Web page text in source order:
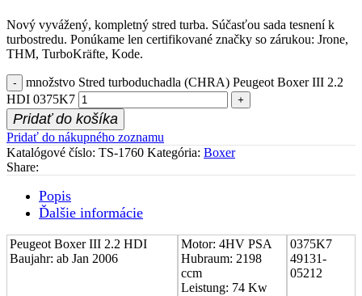
Nový vyvážený, kompletný stred turba. Súčasťou sada tesnení k
turbostredu. Ponúkame len certifikované značky so zárukou: Jrone,
THM, TurboKräfte, Kode.
množstvo Stred turboduchadla (CHRA) Peugeot Boxer III 2.2
HDI 0375K7
Pridať do košíka
Pridať do nákupného zoznamu
Katalógové číslo: TS-1760 Kategória: Boxer
Share:
Popis
Ďalšie informácie
Peugeot Boxer III 2.2 HDI
Baujahr: ab Jan 2006
Motor: 4HV PSA
Hubraum: 2198
ccm
Leistung: 74 Kw
0375K7
49131-
05212